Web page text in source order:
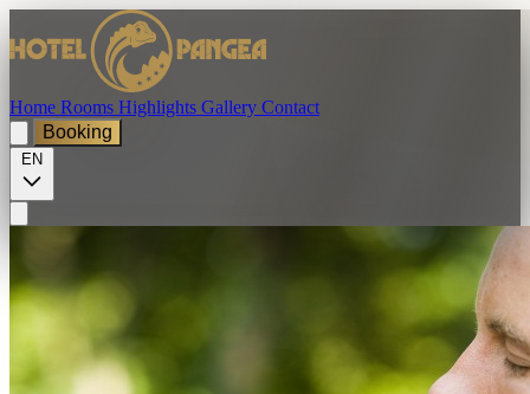
Home Rooms Highlights Gallery Contact
Booking
EN